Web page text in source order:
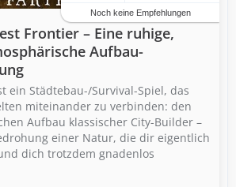
Noch keine Empfehlungen
Frontier – Eine ruhige,
Aufbau-
ein Städtebau-/Survival-Spiel, das
miteinander zu verbinden: den
Aufbau klassischer City-Builder –
einer Natur, die dir eigentlich
dich trotzdem gnadenlos